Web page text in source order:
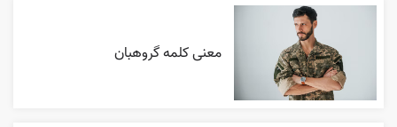
معنی کلمه گروهبان